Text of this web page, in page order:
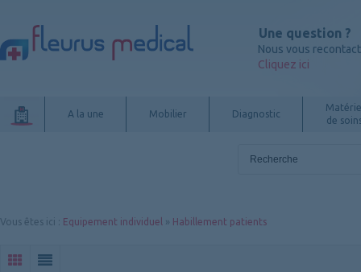
Une question ?
Nous vous
Cliquez ici
A la une Mobilier Diagnostic
de
Vous êtes ici Equipement individuel » Habillement patients